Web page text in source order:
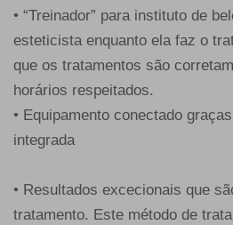
• “Treinador” para instituto de
esteticista enquanto ela faz o
que os tratamentos são
horários respeitados.
• Equipamento conectado
integrada
• Resultados excecionais que
tratamento. Este método de